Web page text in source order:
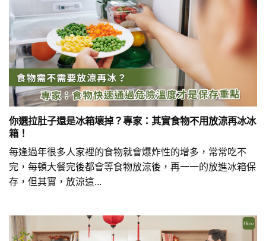
你選拉肚子還是冰箱壞掉？專家：其實食物不用放涼再冰冰
箱！
每逢過年很多人家裡的食物就會爆炸性的增多，常常吃不
完，每頓大餐完後都會等食物放涼後，再一一的放進冰箱保
存，但其實，放涼這...